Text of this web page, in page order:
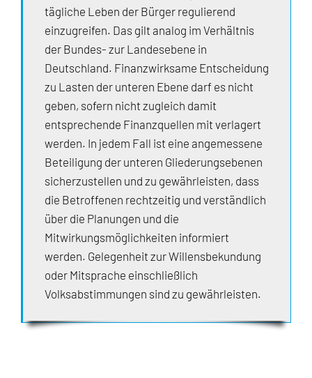
tägliche Leben der Bürger regulierend
einzugreifen. Das gilt analog im Verhältnis
der Bundes- zur Landesebene in
Deutschland. Finanzwirksame Entscheidung
zu Lasten der unteren Ebene darf es nicht
geben, sofern nicht zugleich damit
entsprechende Finanzquellen mit verlagert
werden. In jedem Fall ist eine angemessene
Beteiligung der unteren Gliederungsebenen
sicherzustellen und zu gewährleisten, dass
die Betroffenen rechtzeitig und verständlich
über die Planungen und die
Mitwirkungsmöglichkeiten informiert
werden. Gelegenheit zur Willensbekundung
oder Mitsprache einschließlich
Volksabstimmungen sind zu gewährleisten.